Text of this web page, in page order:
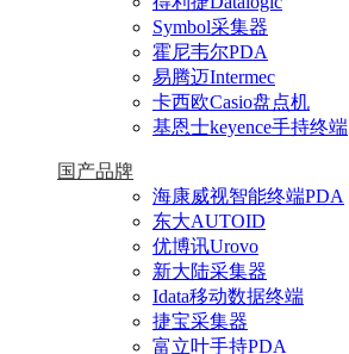
Symbol采集器
霍尼韦尔PDA
易腾迈Intermec
卡西欧Casio盘点机
基恩士keyence手持终端
国产品牌
海康威视智能终端PDA
东大AUTOID
优博讯Urovo
新大陆采集器
Idata移动数据终端
捷宝采集器
富立叶手持PDA